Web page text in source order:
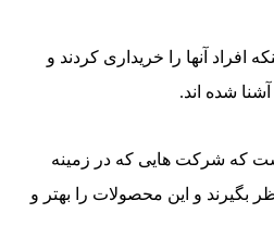
آنها را خریداری کردند و
شده اند.
که شرکت‌ هایی که در زمینه
بگیرند و این محصولات را بهتر و